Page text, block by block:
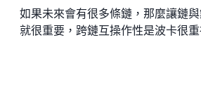
如果未來會有很多條鏈，那麼讓鏈
就很重要，跨鏈互操作性是波卡很重